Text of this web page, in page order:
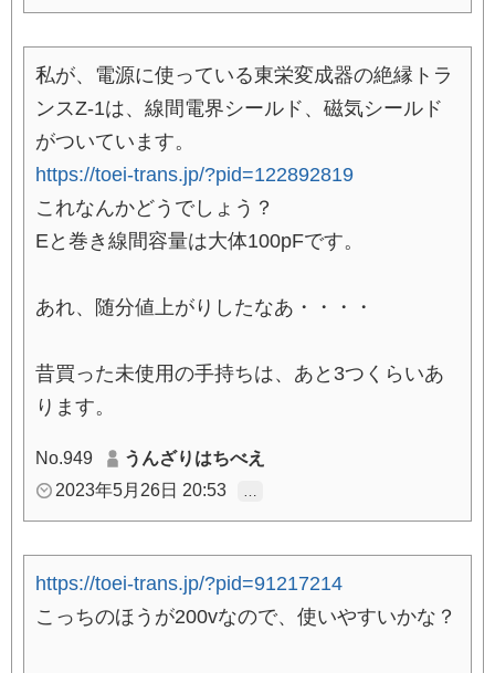
私が、電源に使っている東栄変成器の絶縁トラ
ンスZ-1は、線間電界シールド、磁気シールド
がついています。
https://toei-trans.jp/?pid=122892819
これなんかどうでしょう？
Eと巻き線間容量は大体100pFです。
あれ、随分値上がりしたなあ・・・・
昔買った未使用の手持ちは、あと3つくらいあ
ります。
No.949
うんざりはちべえ
2023年5月26日 20:53
https://toei-trans.jp/?pid=91217214
こっちのほうが200vなので、使いやすいかな？